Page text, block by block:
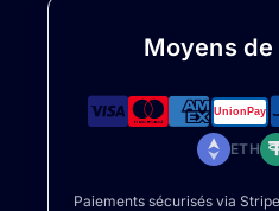
Moyens
ETH
Paiements sécurisés via